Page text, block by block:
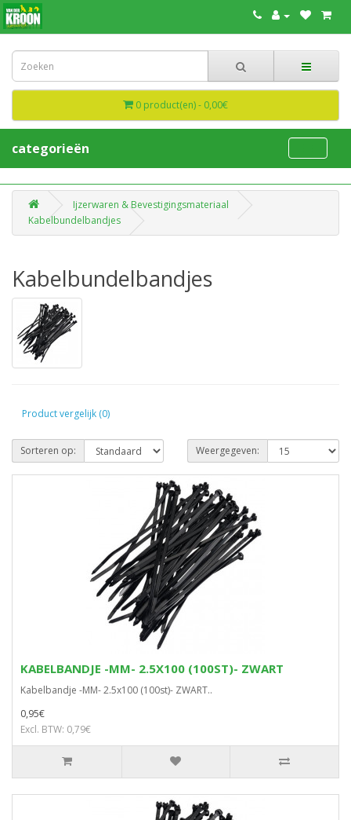
0 product(en) - 0,00€
categorieën
Ijzerwaren & Bevestigingsmateriaal
Kabelbundelbandjes
Kabelbundelbandjes
Product vergelijk (0)
Sorteren op: Weergegeven:
KABELBANDJE -MM- 2.5X100 (100ST)- ZWART
Kabelbandje -MM- 2.5x100 (100st)- ZWART..
0,95€
Excl. BTW: 0,79€